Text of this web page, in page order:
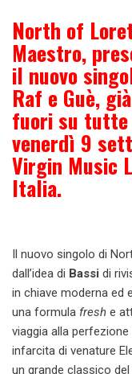
North of
Maestro,
il nuovo
Raf e Guè,
fuori su
venerdì 9
Virgin Music
Italia.
Il nuovo singolo di
dall’idea di Bassi di
in chiave moderna ed
una formula fresh e
viaggia alla
infarcita di venature
un grande classico